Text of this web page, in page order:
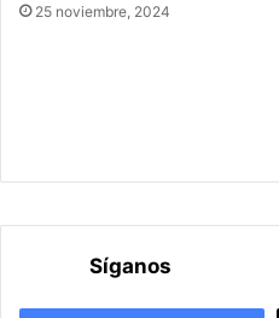
25 noviembre, 2024
Síganos